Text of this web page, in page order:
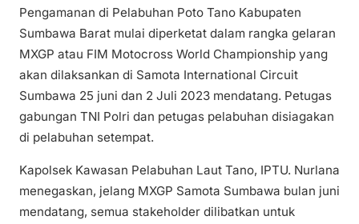
Pengamanan di Pelabuhan Poto Tano Kabupaten
Sumbawa Barat mulai diperketat dalam rangka gelaran
MXGP atau FIM Motocross World Championship yang
akan dilaksankan di Samota International Circuit
Sumbawa 25 juni dan 2 Juli 2023 mendatang. Petugas
gabungan TNI Polri dan petugas pelabuhan disiagakan
di pelabuhan setempat.
Kapolsek Kawasan Pelabuhan Laut Tano, IPTU. Nurlana
menegaskan, jelang MXGP Samota Sumbawa bulan juni
mendatang, semua stakeholder dilibatkan untuk